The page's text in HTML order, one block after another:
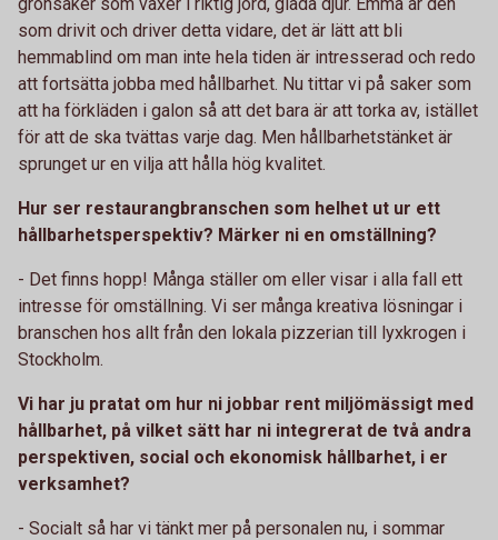
som drivit och driver detta vidare, det är lätt att bli
hemmablind om man inte hela tiden är intresserad och redo
att fortsätta jobba med hållbarhet. Nu tittar vi på saker som
att ha förkläden i galon så att det bara är att torka av, istället
för att de ska tvättas varje dag. Men hållbarhetstänket är
sprunget ur en vilja att hålla hög kvalitet.
Hur ser restaurangbranschen som helhet ut ur ett
hållbarhetsperspektiv? Märker ni en omställning?
- Det finns hopp! Många ställer om eller visar i alla fall ett
intresse för omställning. Vi ser många kreativa lösningar i
branschen hos allt från den lokala pizzerian till lyxkrogen i
Stockholm.
Vi har ju pratat om hur ni jobbar rent miljömässigt med
hållbarhet, på vilket sätt har ni integrerat de två andra
perspektiven, social och ekonomisk hållbarhet, i er
verksamhet?
- Socialt så har vi tänkt mer på personalen nu, i sommar